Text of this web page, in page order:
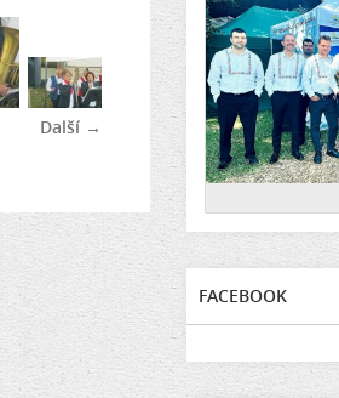
Další →
FACEBOOK